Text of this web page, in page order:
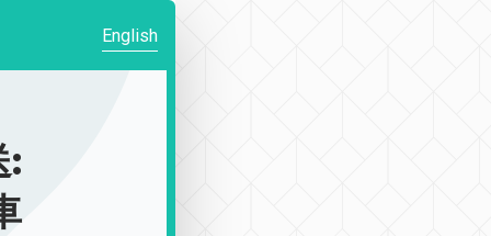
English
: